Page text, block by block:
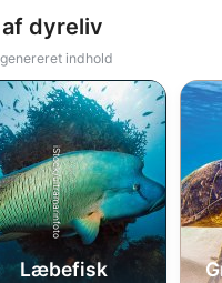
dyreliv
indhold
iStock/ultramarinfoto
Læbefisk